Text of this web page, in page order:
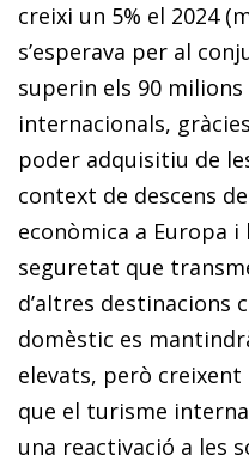
creixi un 5% el 2024
s’esperava per al
superin els 90
internacionals,
poder adquisitiu de
context de descens
econòmica a Europa
seguretat que
d’altres destinacions
domèstic es
elevats, però creixent
que el turisme
una reactivació a les